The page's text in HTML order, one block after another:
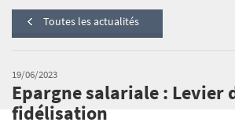
Toutes les actualités
19/06/2023
Epargne salariale : Levier
fidélisation